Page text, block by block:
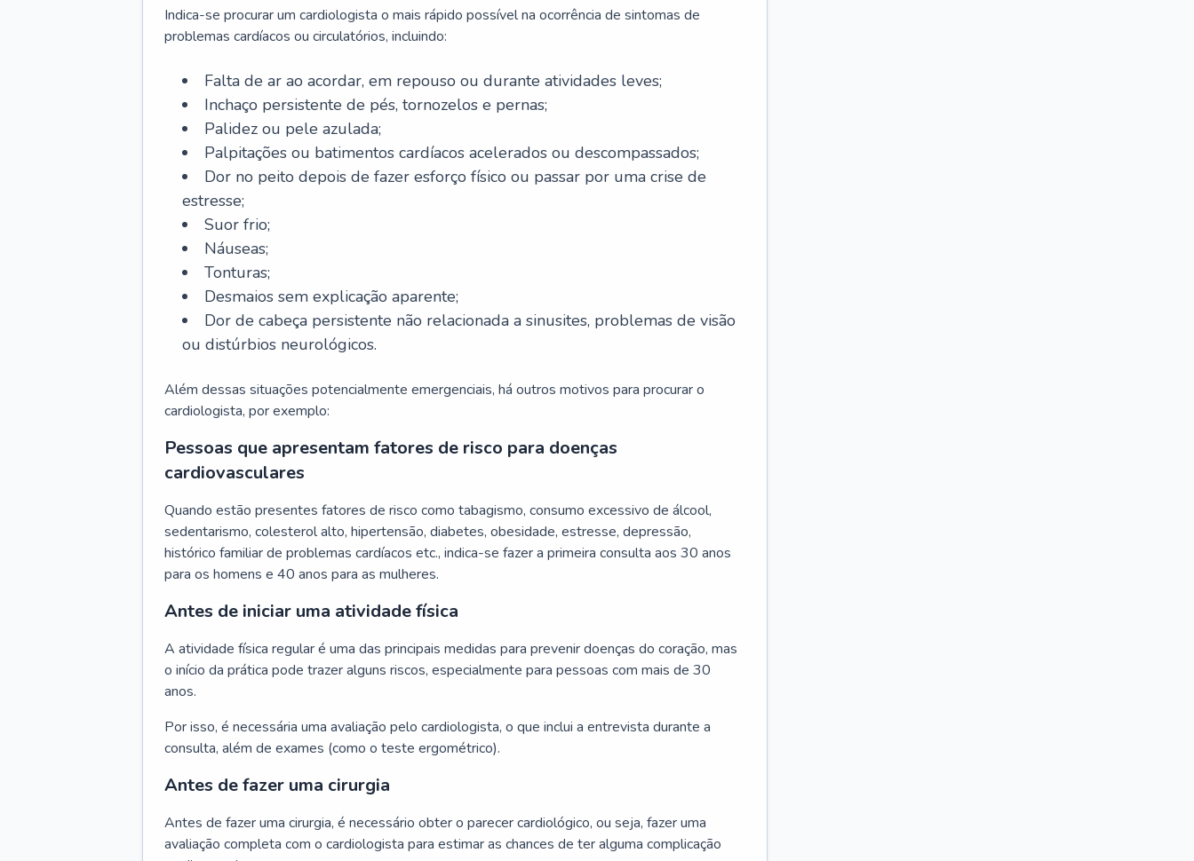
Indica-se procurar um cardiologista o mais rápido possível na ocorrência de sintomas de
problemas cardíacos ou circulatórios, incluindo:
Falta de ar ao acordar, em repouso ou durante atividades leves;
Inchaço persistente de pés, tornozelos e pernas;
Palidez ou pele azulada;
Palpitações ou batimentos cardíacos acelerados ou descompassados;
Dor no peito depois de fazer esforço físico ou passar por uma crise de
estresse;
Suor frio;
Náuseas;
Tonturas;
Desmaios sem explicação aparente;
Dor de cabeça persistente não relacionada a sinusites, problemas de visão
ou distúrbios neurológicos.
Além dessas situações potencialmente emergenciais, há outros motivos para procurar o
cardiologista, por exemplo:
Pessoas que apresentam fatores de risco para doenças
cardiovasculares
Quando estão presentes fatores de risco como tabagismo, consumo excessivo de álcool,
sedentarismo, colesterol alto, hipertensão, diabetes, obesidade, estresse, depressão,
histórico familiar de problemas cardíacos etc., indica-se fazer a primeira consulta aos 30 anos
para os homens e 40 anos para as mulheres.
Antes de iniciar uma atividade física
A atividade física regular é uma das principais medidas para prevenir doenças do coração, mas
o início da prática pode trazer alguns riscos, especialmente para pessoas com mais de 30
anos.
Por isso, é necessária uma avaliação pelo cardiologista, o que inclui a entrevista durante a
consulta, além de exames (como o teste ergométrico).
Antes de fazer uma cirurgia
Antes de fazer uma cirurgia, é necessário obter o parecer cardiológico, ou seja, fazer uma
avaliação completa com o cardiologista para estimar as chances de ter alguma complicação